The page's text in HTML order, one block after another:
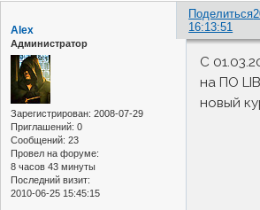
Поделиться
16:13:51
Alex
Администратор
Зарегистрирован: 2008-07-29
Приглашений: 0
Сообщений: 23
Провел на форуме:
8 часов 43 минуты
Последний визит:
2010-06-25 15:45:15
С
на ПО
новый